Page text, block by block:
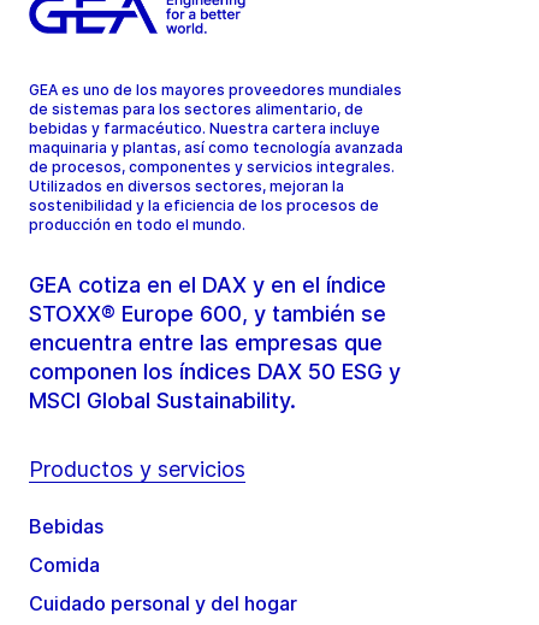
GEA es uno de los mayores proveedores mundiales
de sistemas para los sectores alimentario, de
bebidas y farmacéutico. Nuestra cartera incluye
maquinaria y plantas, así como tecnología avanzada
de procesos, componentes y servicios integrales.
Utilizados en diversos sectores, mejoran la
sostenibilidad y la eficiencia de los procesos de
producción en todo el mundo.
GEA cotiza en el DAX y en el índice
STOXX® Europe 600, y también se
encuentra entre las empresas que
componen los índices DAX 50 ESG y
MSCI Global Sustainability.
Productos y servicios
Bebidas
Comida
Cuidado personal y del hogar